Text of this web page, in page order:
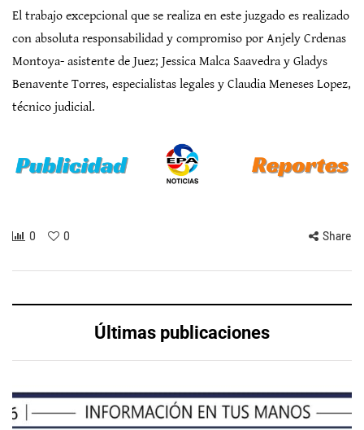
El trabajo excepcional que se realiza en este juzgado es realizado
con absoluta responsabilidad y compromiso por Anjely Crdenas
Montoya- asistente de Juez; Jessica Malca Saavedra y Gladys
Benavente Torres, especialistas legales y Claudia Meneses Lopez,
técnico judicial.
0 0 Share
Últimas publicaciones